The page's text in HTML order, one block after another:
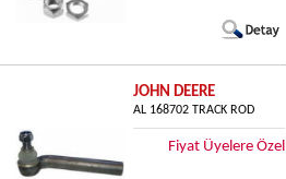
JOHN DEERE
AL 168702 TRACK ROD
Fiyat Üyelere Özel